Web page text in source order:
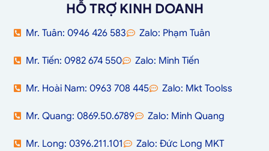
HỖ TRỢ KINH DOANH
Mr. Tuân: 0946 426 583 Zalo: Phạm Tuân
Mr. Tiến: 0982 674 550 Zalo: Minh Tiến
Mr. Hoài Nam: 0963 708 445 Zalo: Mkt Toolss
Mr. Quang: 0869.50.6789 Zalo: Minh Quang
Mr. Long: 0396.211.101 Zalo: Đức Long MKT